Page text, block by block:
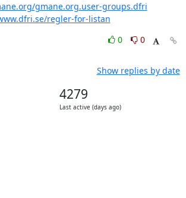
gmane.org.user-groups.dfri
regler-for-listan
0
0
Show replies by date
4279
Last active (days ago)